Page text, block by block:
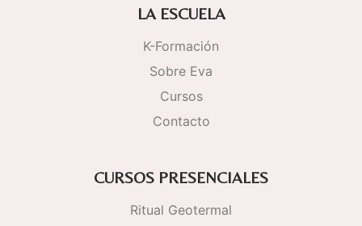
LA ESCUELA
K-Formación
Sobre Eva
Cursos
Contacto
CURSOS PRESENCIALES
Ritual Geotermal